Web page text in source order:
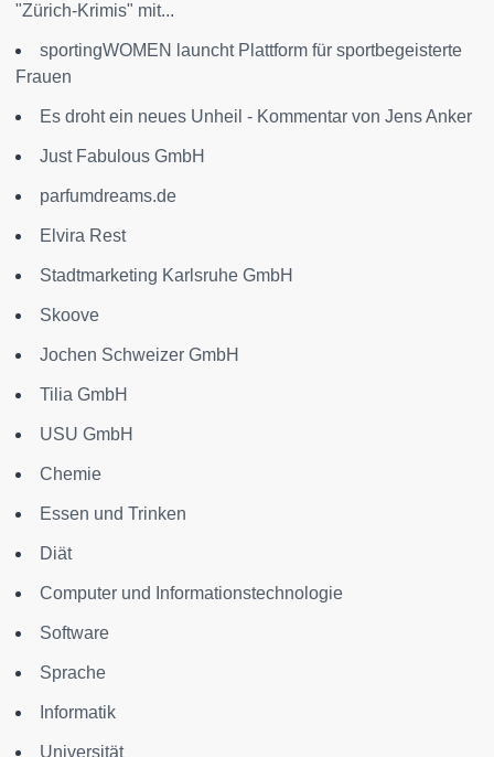
"Zürich-Krimis" mit...
sportingWOMEN launcht Plattform für sportbegeisterte
Frauen
Es droht ein neues Unheil - Kommentar von Jens Anker
Just Fabulous GmbH
parfumdreams.de
Elvira Rest
Stadtmarketing Karlsruhe GmbH
Skoove
Jochen Schweizer GmbH
Tilia GmbH
USU GmbH
Chemie
Essen und Trinken
Diät
Computer und Informationstechnologie
Software
Sprache
Informatik
Universität